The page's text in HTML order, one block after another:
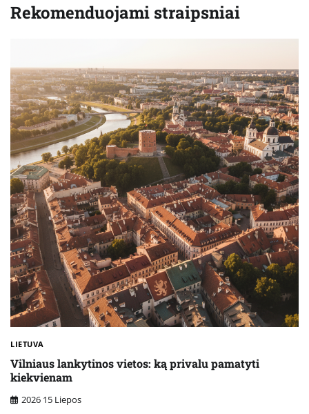
Rekomenduojami straipsniai
LIETUVA
Vilniaus lankytinos vietos: ką privalu pamatyti
kiekvienam
2026 15 Liepos